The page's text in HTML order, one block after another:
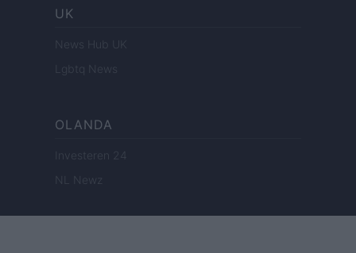
UK
News Hub UK
Lgbtq News
OLANDA
Investeren 24
NL Newz